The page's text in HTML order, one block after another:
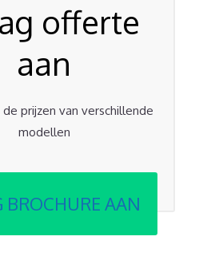
offerte
aan
prijzen van verschillende
modellen
BROCHURE AAN